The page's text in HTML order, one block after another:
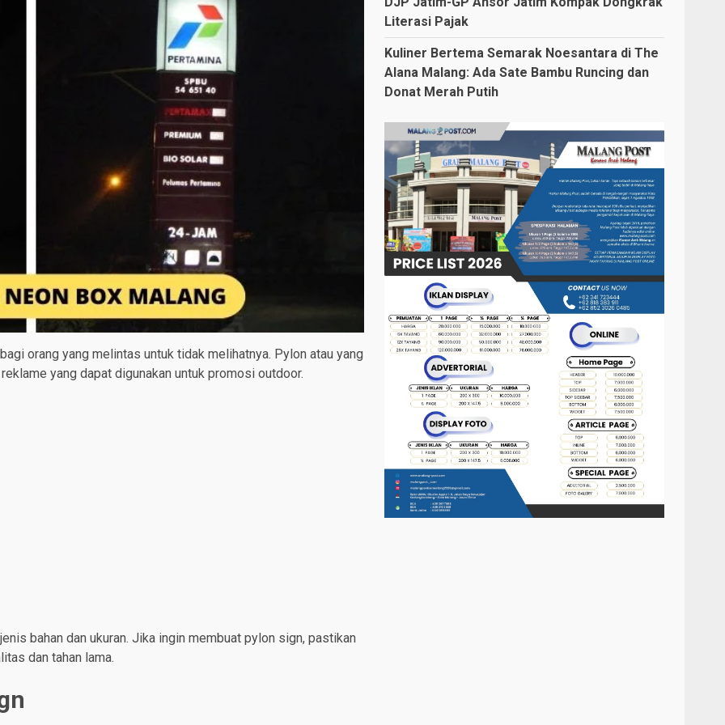
orang yang melintas untuk tidak melihatnya. Pylon atau yang
yang dapat digunakan untuk promosi outdoor.
bahan dan ukuran. Jika ingin membuat pylon sign, pastikan
dan tahan lama.
Literasi Pajak
Kuliner Bertema Semarak Noesantara di The
Alana Malang: Ada Sate Bambu Runcing dan
Donat Merah Putih